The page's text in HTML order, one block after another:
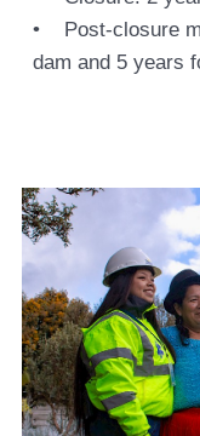
• Post-closure
dam and 5 years